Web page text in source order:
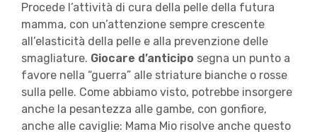
Procede l’attività di cura della pelle della futura
mamma, con un’attenzione sempre crescente
all’elasticità della pelle e alla prevenzione delle
smagliature. Giocare d’anticipo segna un punto a
favore nella “guerra” alle striature bianche o rosse
sulla pelle. Come abbiamo visto, potrebbe insorgere
anche la pesantezza alle gambe, con gonfiore,
anche alle caviglie: Mama Mio risolve anche questo